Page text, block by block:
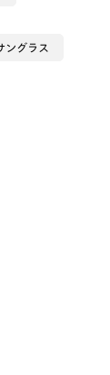
ングラス